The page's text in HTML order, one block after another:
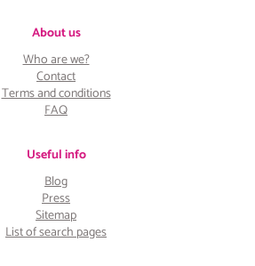
About us
Who are we?
Contact
Terms and conditions
FAQ
Useful info
Blog
Press
Sitemap
List of search pages